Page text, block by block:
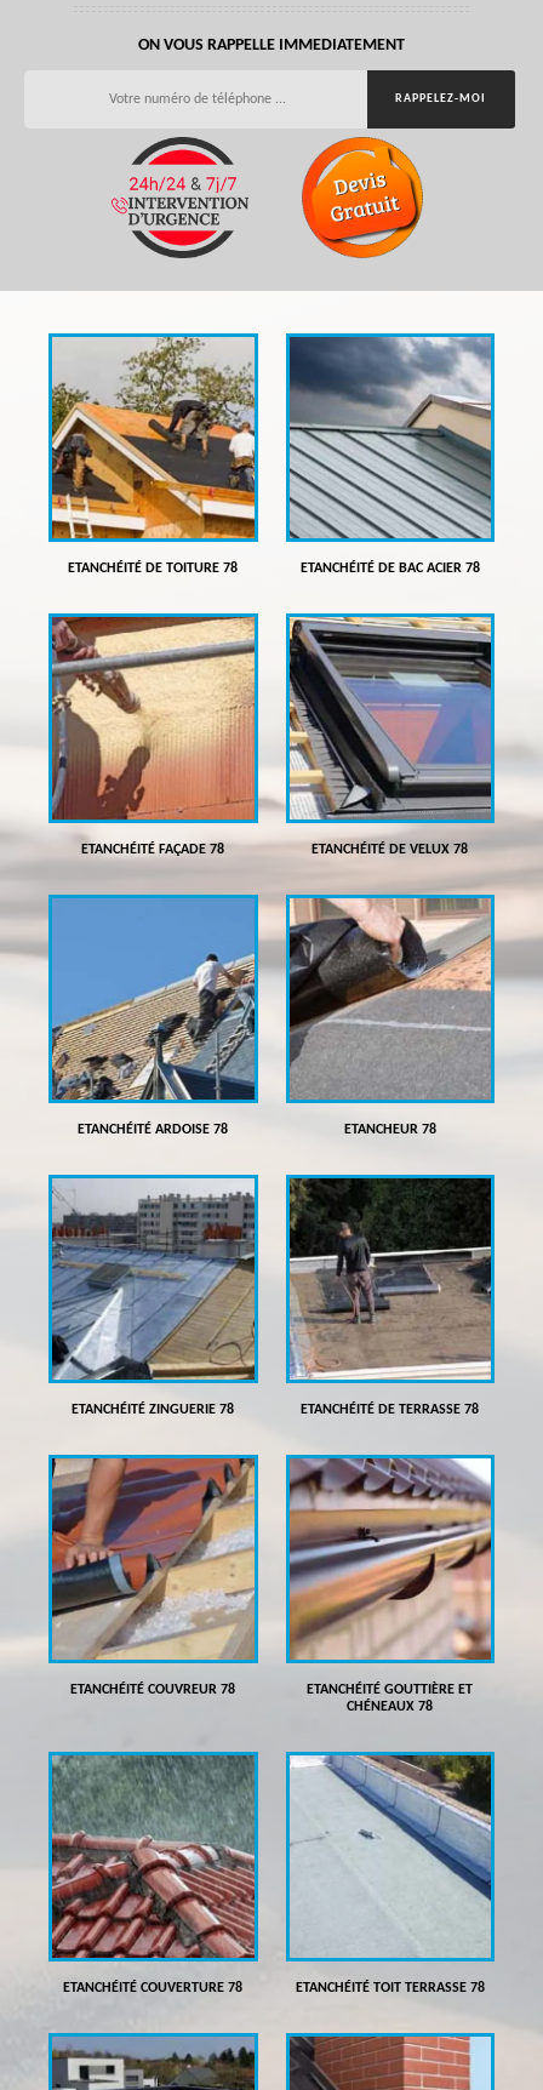
ON VOUS RAPPELLE IMMEDIATEMENT
ETANCHÉITÉ DE TOITURE 78 ETANCHÉITÉ DE BAC ACIER 78
ETANCHÉITÉ FAÇADE 78 ETANCHÉITÉ DE VELUX 78
ETANCHÉITÉ ARDOISE 78 ETANCHEUR 78
ETANCHÉITÉ ZINGUERIE 78 ETANCHÉITÉ DE TERRASSE 78
ETANCHÉITÉ COUVREUR 78
ETANCHÉITÉ GOUTTIÈRE ET
CHÉNEAUX 78
ETANCHÉITÉ COUVERTURE 78 ETANCHÉITÉ TOIT TERRASSE 78